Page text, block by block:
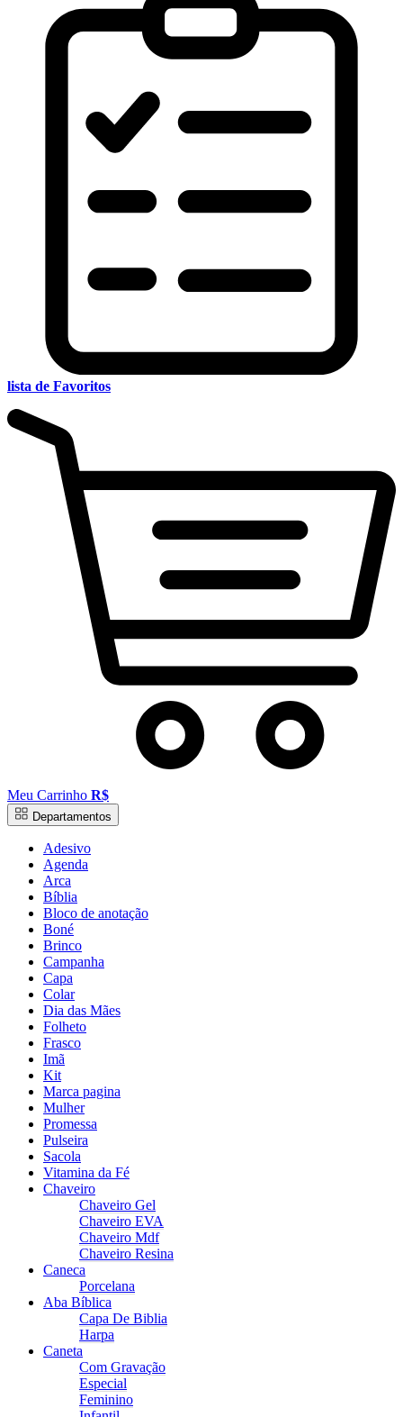
lista de Favoritos
Meu Carrinho R$
Departamentos
Adesivo
Agenda
Arca
Bíblia
Bloco de anotação
Boné
Brinco
Campanha
Capa
Colar
Dia das Mães
Folheto
Frasco
Imã
Kit
Marca pagina
Mulher
Promessa
Pulseira
Sacola
Vitamina da Fé
Chaveiro
Chaveiro Gel
Chaveiro EVA
Chaveiro Mdf
Chaveiro Resina
Caneca
Porcelana
Aba Bíblica
Capa De Biblia
Harpa
Caneta
Com Gravação
Especial
Feminino